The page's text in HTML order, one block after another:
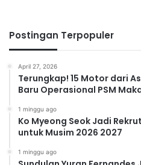
Postingan Terpopuler
April 27, 2026
Terungkap! 15 Motor dari
Baru Operasional PSM
1 minggu ago
Ko Myeong Seok Jadi
untuk Musim 2026 2027
1 minggu ago